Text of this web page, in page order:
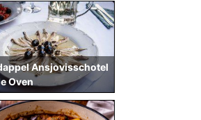
Ansjovisschotel
Oven